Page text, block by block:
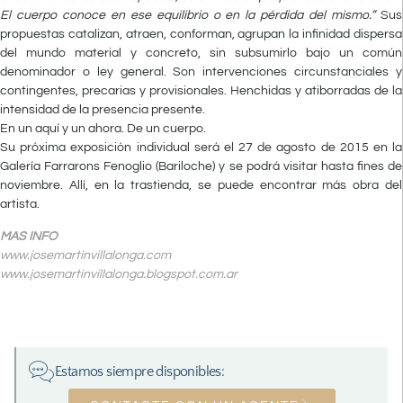
El cuerpo conoce en ese equilibrio o en la pérdida del mismo.” Sus
propuestas catalizan, atraen, conforman, agrupan la infinidad dispersa
del mundo material y concreto, sin subsumirlo bajo un común
denominador o ley general. Son intervenciones circunstanciales y
contingentes, precarias y provisionales. Henchidas y atiborradas de la
intensidad de la presencia presente.
En un aquí y un ahora. De un cuerpo.
Su próxima exposición individual será el 27 de agosto de 2015 en la
Galería Farrarons Fenoglio (Bariloche) y se podrá visitar hasta fines de
noviembre. Allí, en la trastienda, se puede encontrar más obra del
artista.
MAS INFO
www.josemartinvillalonga.com
www.josemartinvillalonga.blogspot.com.ar
Estamos siempre disponibles: